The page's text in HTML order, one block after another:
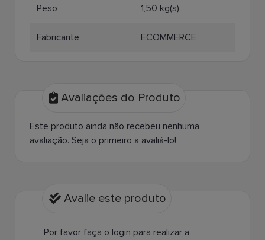
Peso 1,50 kg(s)
Fabricante ECOMMERCE
Avaliações do Produto
Este produto ainda não recebeu nenhuma
avaliação. Seja o primeiro a avaliá-lo!
Avalie este produto
Por favor faça o login para realizar a